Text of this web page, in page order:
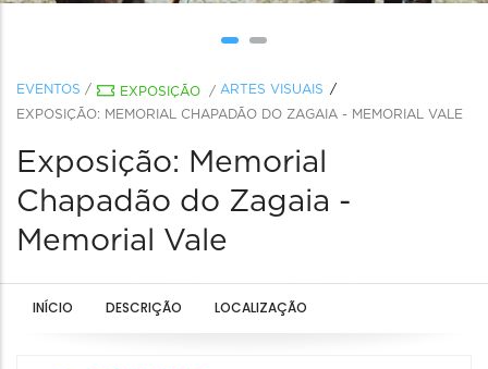
EVENTOS / EXPOSIÇÃO / ARTES VISUAIS
EXPOSIÇÃO: MEMORIAL CHAPADÃO DO ZAGAIA - MEMORIAL VALE
Exposição: Memorial
Chapadão do Zagaia -
Memorial Vale
INÍCIO DESCRIÇÃO LOCALIZAÇÃO